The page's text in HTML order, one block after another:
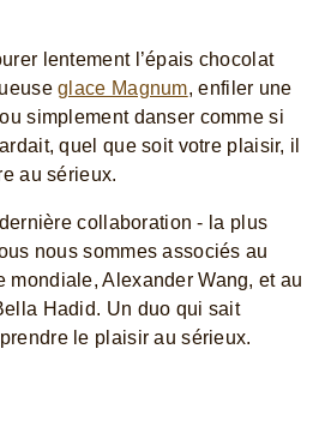
lentement l’épais chocolat
glace Magnum, enfiler une
simplement danser comme si
quel que soit votre plaisir, il
au sérieux.
collaboration - la plus
nous sommes associés au
mondiale, Alexander Wang, et au
Hadid. Un duo qui sait
le plaisir au sérieux.